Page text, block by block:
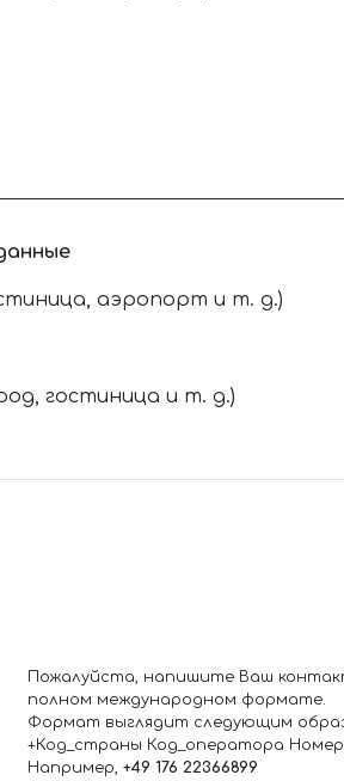
аэропорт и т. д.)
гостиница и т. д.)
Пожалуйста, напишите Ваш
полном международном формате.
Формат выглядит следующим
+Код_страны Код_оператора Номер
Например, +49 176 22366899